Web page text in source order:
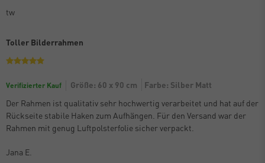
tw
Toller Bilderrahmen
Verifizierter Kauf Größe: 60 x 90 cm
Farbe: Silber Matt
Der Rahmen ist qualitativ sehr hochwertig verarbeitet und hat auf der
Rückseite stabile Haken zum Aufhängen. Für den Versand war der
Rahmen mit genug Luftpolsterfolie sicher verpackt.
Jana E.